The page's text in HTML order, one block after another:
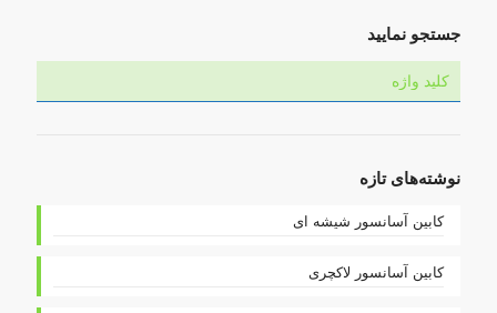
جستجو نمایید
نوشته‌های تازه
کابین آسانسور شیشه ای
کابین آسانسور لاکچری